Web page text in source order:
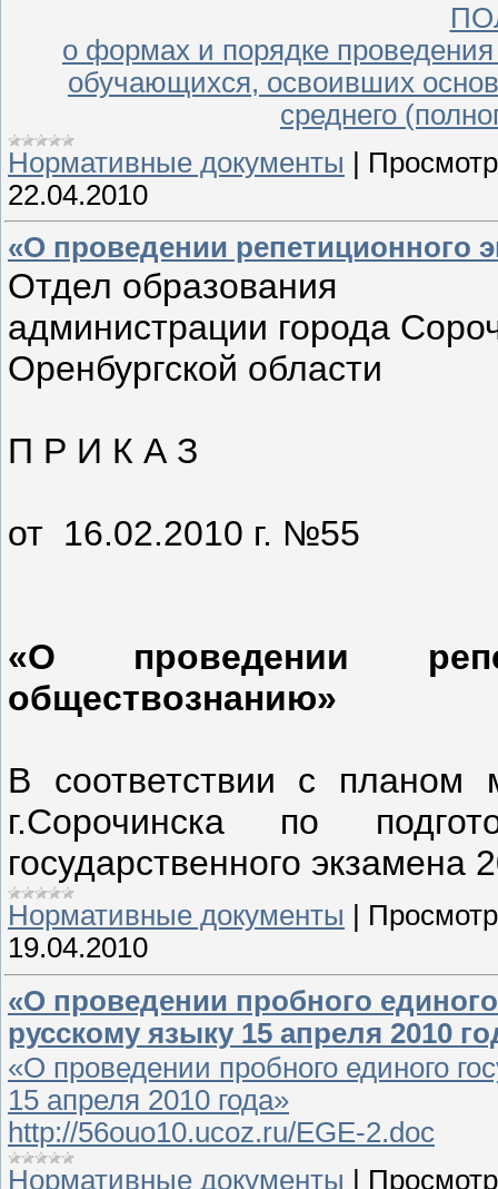
о формах и порядке проведения
обучающихся, освоивших
среднего
Нормативные документы |
22.04.2010
«О проведении репетиционного
Отдел образования
администрации города
Оренбургской области
П Р И К А З
от 16.02.2010 г. №55
«О проведении
обществознанию»
В соответствии с планом
г.Сорочинска по
государственного экзамена
Нормативные документы
19.04.2010
«О проведении пробного
русскому языку 15 апреля 2010
«О проведении пробного единого
15 апреля 2010 года»
http://56ouo10.ucoz.ru/EGE-2.doc
Нормативные документы